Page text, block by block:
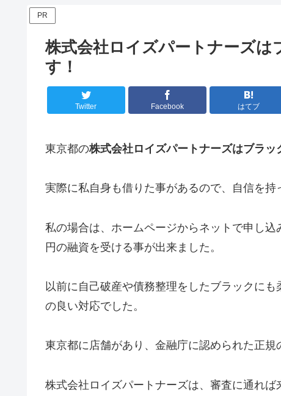
PR
株式会社ロイズパートナーズ
す！
Twitter Facebook はてブ
東京都の株式会社ロイズパートナーズはブラッ
実際に私自身も借りた事があるので、自信を持
私の場合は、ホームページからネットで申し
円の融資を受ける事が出来ました。
以前に自己破産や債務整理をしたブラックに
の良い対応でした。
東京都に店舗があり、金融庁に認められた正規
株式会社ロイズパートナーズは、審査に通れ